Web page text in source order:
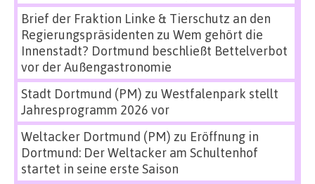
Brief der Fraktion Linke & Tierschutz an den
Regierungspräsidenten zu Wem gehört die
Innenstadt? Dortmund beschließt Bettelverbot
vor der Außengastronomie
Stadt Dortmund (PM) zu Westfalenpark stellt
Jahresprogramm 2026 vor
Weltacker Dortmund (PM) zu Eröffnung in
Dortmund: Der Weltacker am Schultenhof
startet in seine erste Saison